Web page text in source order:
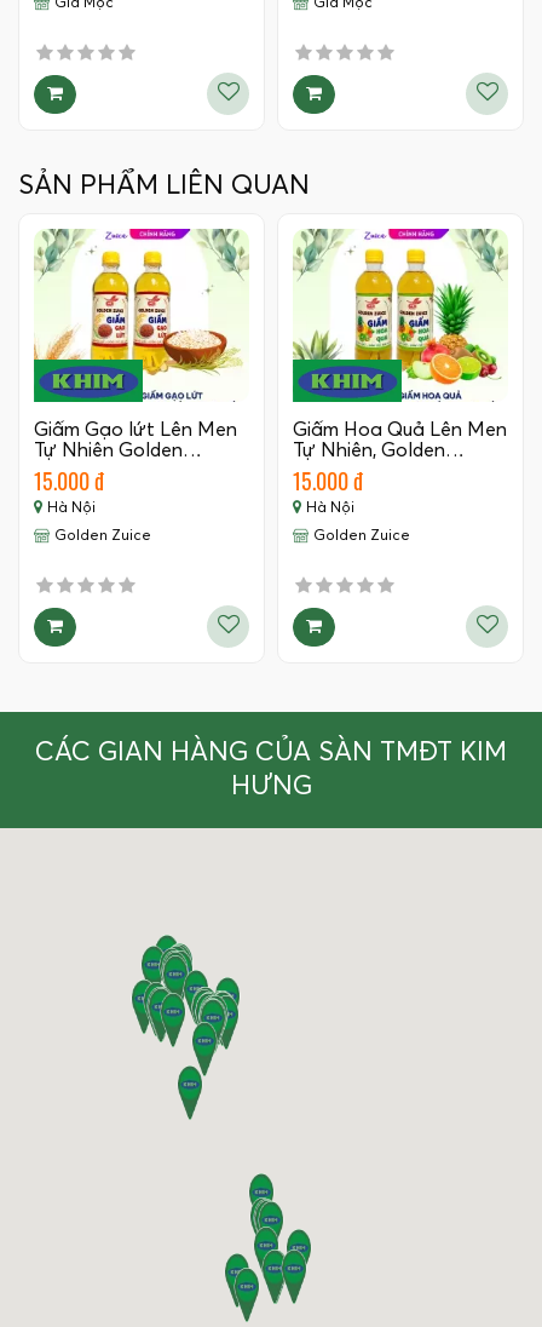
Gia Mộc Gia Mộc
SẢN PHẨM LIÊN QUAN
Giấm Gạo lứt Lên Men
Tự Nhiên Golden…
15.000 đ
Hà Nội
Golden Zuice
Giấm Hoa Quả Lên Men
Tự Nhiên, Golden…
15.000 đ
Hà Nội
Golden Zuice
CÁC GIAN HÀNG CỦA SÀN TMĐT KIM
HƯNG